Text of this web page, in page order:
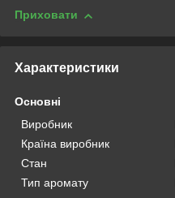
Приховати
Характеристики
Основні
Виробник
Країна виробник
Стан
Тип аромату